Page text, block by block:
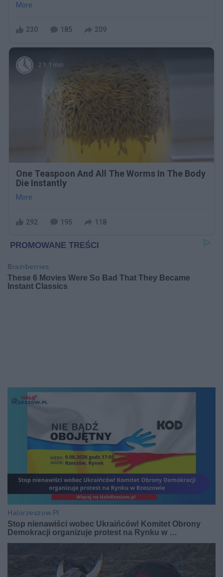
More
230 185 209
2 h 1 min
One Teaspoon And All The Worms In The Body
Die Instantly
More
292 195 118